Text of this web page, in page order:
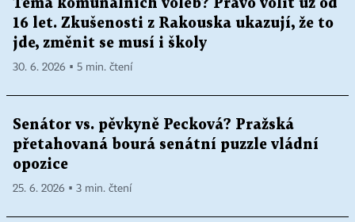
Téma komunálních voleb? Právo volit už od
16 let. Zkušenosti z Rakouska ukazují, že to
jde, změnit se musí i školy
30. 6. 2026 ▪ 5 min. čtení
Senátor vs. pěvkyně Pecková? Pražská
přetahovaná bourá senátní puzzle vládní
opozice
25. 6. 2026 ▪ 3 min. čtení